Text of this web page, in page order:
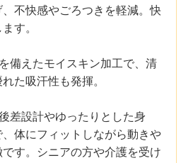
不快感やごろつきを軽減。快
す。
備えたモイスキン加工で、清
た吸汗性も発揮。
差設計やゆったりとした身
体にフィットしながら動きや
す。シニアの方や介護を受け